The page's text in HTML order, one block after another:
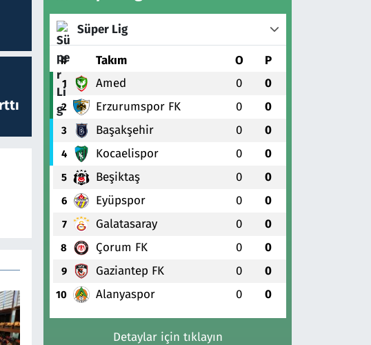
Süper Lig
# Takım O P
1 Amed 0 0
2 Erzurumspor FK 0 0
3 Başakşehir 0 0
4 Kocaelispor 0 0
5 Beşiktaş 0 0
6 Eyüpspor 0 0
7 Galatasaray 0 0
8 Çorum FK 0 0
9 Gaziantep FK 0 0
10 Alanyaspor 0 0
Detaylar için tıklayın